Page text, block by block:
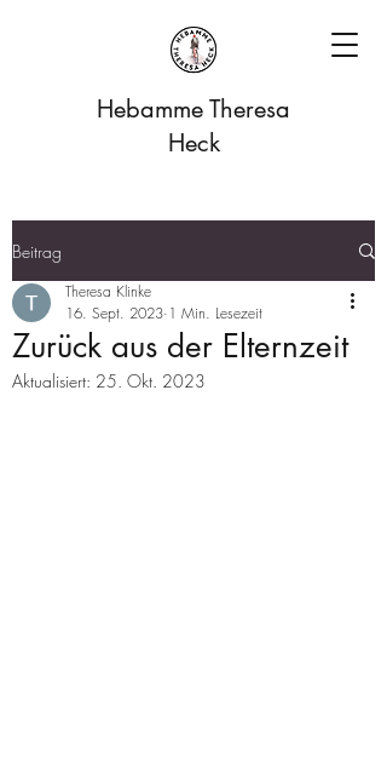
Hebamme Theresa
Heck
Beitrag
Zurück aus der Elternzeit
Theresa Klinke
16. Sept. 2023 1 Min. Lesezeit
Aktualisiert: 25. Okt. 2023